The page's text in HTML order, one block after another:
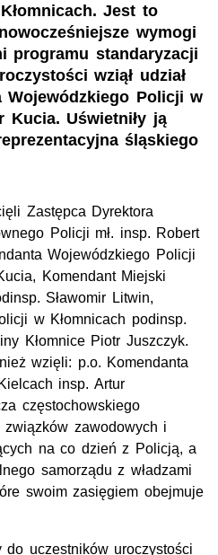
Jest to
wymogi
programu standaryzacji
wziął udział
Wojewódzkiego Policji w
Kucia. Uświetniły ją
śląskiego
Zastępca Dyrektora
Policji mł. insp. Robert
Wojewódzkiego Policji
Komendant Miejski
Sławomir Litwin,
w Kłomnicach podinsp.
Kłomnice Piotr Juszczyk.
wzięli: p.o. Komendanta
insp. Artur
częstochowskiego
zawodowych i
na co dzień z Policją, a
samorządu z władzami
swoim zasięgiem obejmuje
do uczestników uroczystości